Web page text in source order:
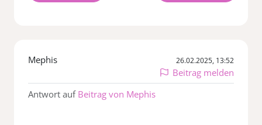
Mephis 26.02.2025, 13:52
Beitrag melden
Antwort auf Beitrag von Mephis